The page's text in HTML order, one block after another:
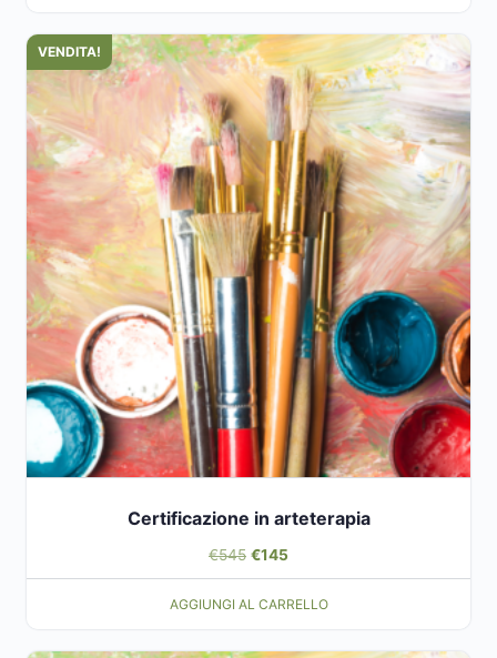
VENDITA!
Certificazione in arteterapia
€545 Il
prezzo
originale
€145
prezzo
attuale
AGGIUNGI AL CARRELLO